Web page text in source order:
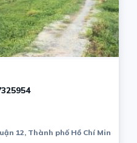
12, Thành phố Hồ Chí Minh,